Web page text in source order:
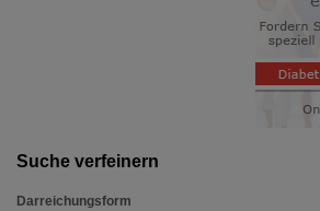
Suche verfeinern
Darreichungsform